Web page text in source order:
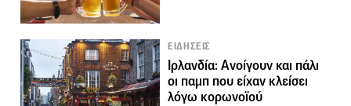
ΕΙΔΗΣΕΙΣ
Ιρλανδία: Ανοίγουν και πάλι
οι παμπ που είχαν κλείσει
λόγω κορωνοϊού